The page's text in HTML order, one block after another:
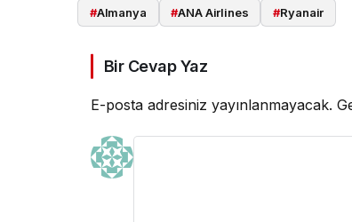
#Almanya #ANA Airlines #Ryanair
Bir Cevap Yaz
E-posta adresiniz yayınlanmayacak.